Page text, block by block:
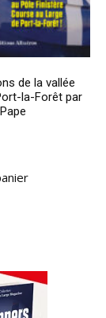
de la vallée
la-Forêt par